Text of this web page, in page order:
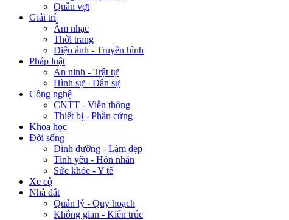
Quần vợt
Giải trí
Âm nhạc
Thời trang
Điện ảnh - Truyền hình
Pháp luật
An ninh - Trật tự
Hình sự - Dân sự
Công nghệ
CNTT - Viễn thông
Thiết bị - Phần cứng
Khoa học
Đời sống
Dinh dưỡng - Làm đẹp
Tình yêu - Hôn nhân
Sức khỏe - Y tế
Xe cộ
Nhà đất
Quản lý - Quy hoạch
Không gian - Kiến trúc